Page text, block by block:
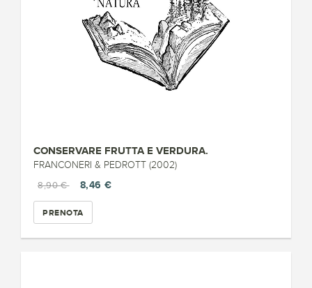
CONSERVARE FRUTTA E VERDURA.
FRANCONERI & PEDROTT (2002)
8,90 €
8,46 €
PRENOTA